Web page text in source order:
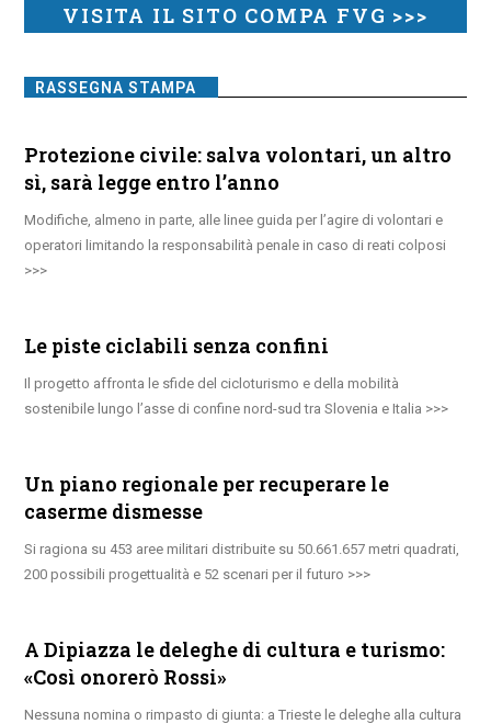
VISITA IL SITO COMPA FVG >>>
RASSEGNA STAMPA
Protezione civile: salva volontari, un altro
sì, sarà legge entro l’anno
Modifiche, almeno in parte, alle linee guida per l’agire di volontari e
operatori limitando la responsabilità penale in caso di reati colposi
Le piste ciclabili senza confini
Il progetto affronta le sfide del cicloturismo e della mobilità
sostenibile lungo l’asse di confine nord-sud tra Slovenia e Italia
Un piano regionale per recuperare le
caserme dismesse
Si ragiona su 453 aree militari distribuite su 50.661.657 metri quadrati,
200 possibili progettualità e 52 scenari per il futuro
A Dipiazza le deleghe di cultura e turismo:
«Così onorerò Rossi»
Nessuna nomina o rimpasto di giunta: a Trieste le deleghe alla cultura